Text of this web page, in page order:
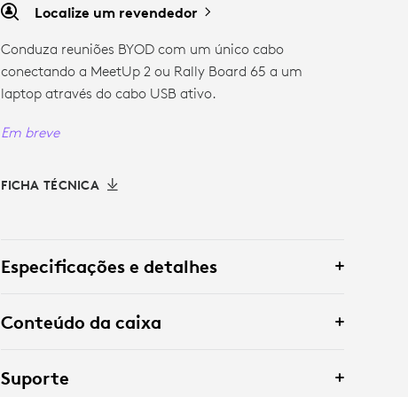
Localize um revendedor
Conduza reuniões BYOD com um único cabo
conectando a MeetUp 2 ou Rally Board 65 a um
laptop através do cabo USB ativo.
Em breve
FICHA TÉCNICA
Especificações e detalhes
Conteúdo da caixa
Suporte